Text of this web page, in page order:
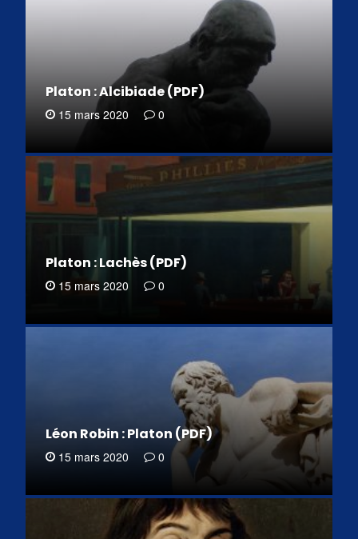
Platon : Alcibiade (PDF)
15 mars 2020 0
Platon : Lachès (PDF)
15 mars 2020 0
Léon Robin : Platon (PDF)
15 mars 2020 0